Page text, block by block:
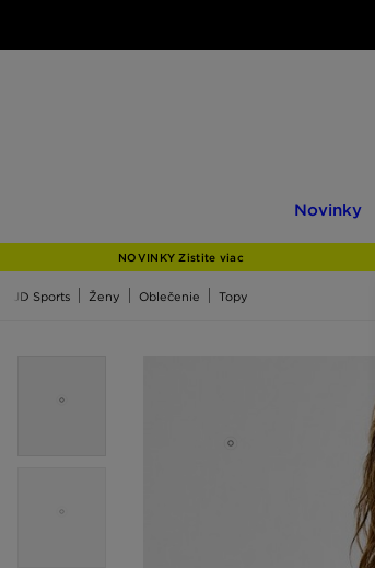
Novinky
NOVINKY Zistite viac
JD Sports Ženy Oblečenie Topy